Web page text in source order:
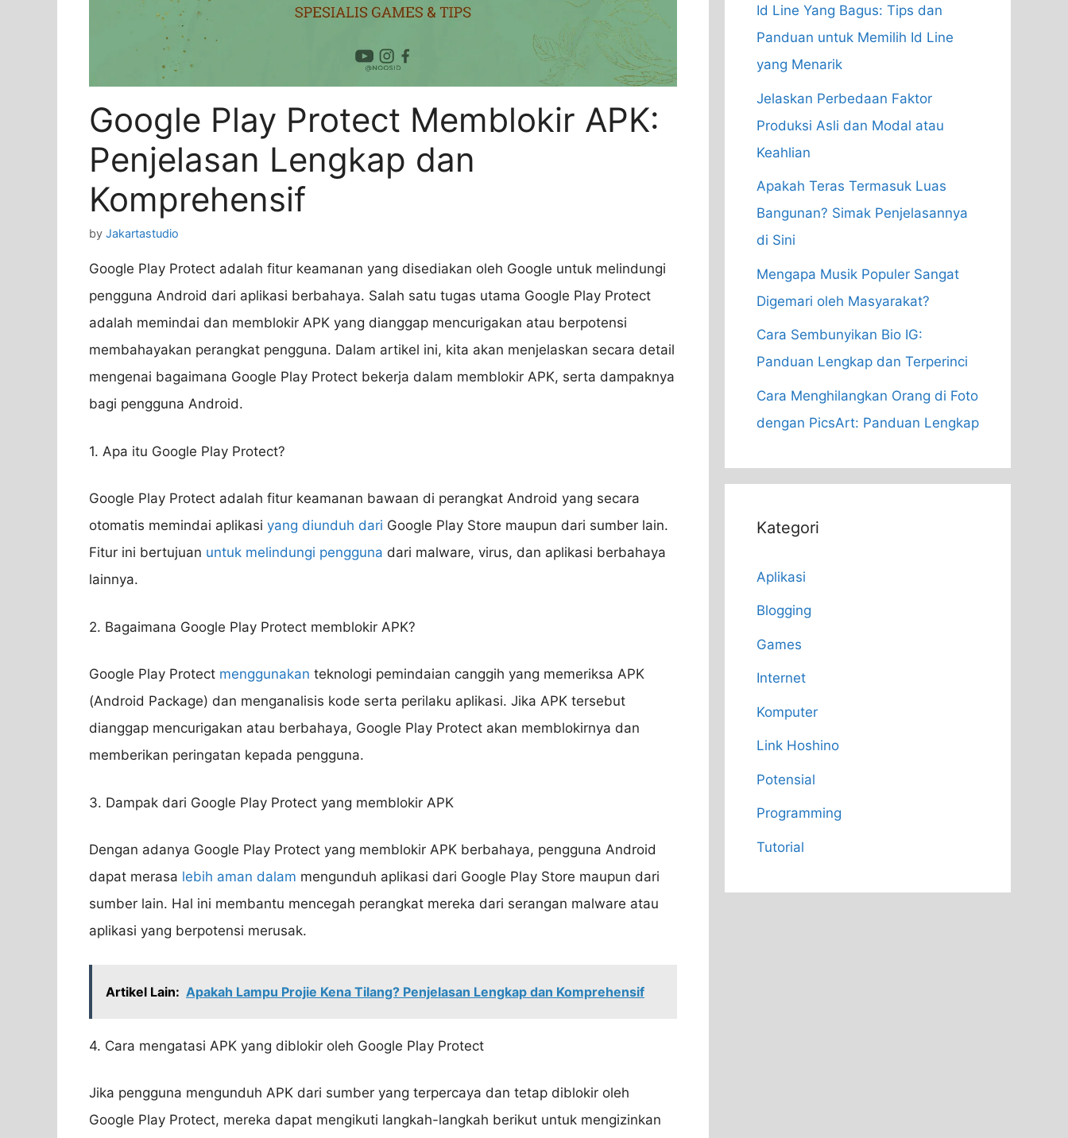
Google Play Protect Memblokir APK:
Penjelasan Lengkap dan
Komprehensif
by Jakartastudio
Google Play Protect adalah fitur keamanan yang disediakan oleh Google untuk melindungi
pengguna Android dari aplikasi berbahaya. Salah satu tugas utama Google Play Protect
adalah memindai dan memblokir APK yang dianggap mencurigakan atau berpotensi
membahayakan perangkat pengguna. Dalam artikel ini, kita akan menjelaskan secara detail
mengenai bagaimana Google Play Protect bekerja dalam memblokir APK, serta dampaknya
bagi pengguna Android.
1. Apa itu Google Play Protect?
Google Play Protect adalah fitur keamanan bawaan di perangkat Android yang secara
otomatis memindai aplikasi yang diunduh dari Google Play Store maupun dari sumber lain.
Fitur ini bertujuan untuk melindungi pengguna dari malware, virus, dan aplikasi berbahaya
lainnya.
2. Bagaimana Google Play Protect memblokir APK?
Google Play Protect menggunakan teknologi pemindaian canggih yang memeriksa APK
(Android Package) dan menganalisis kode serta perilaku aplikasi. Jika APK tersebut
dianggap mencurigakan atau berbahaya, Google Play Protect akan memblokirnya dan
memberikan peringatan kepada pengguna.
3. Dampak dari Google Play Protect yang memblokir APK
Dengan adanya Google Play Protect yang memblokir APK berbahaya, pengguna Android
dapat merasa lebih aman dalam mengunduh aplikasi dari Google Play Store maupun dari
sumber lain. Hal ini membantu mencegah perangkat mereka dari serangan malware atau
aplikasi yang berpotensi merusak.
Artikel Lain: Apakah Lampu Projie Kena Tilang? Penjelasan Lengkap dan Komprehensif
4. Cara mengatasi APK yang diblokir oleh Google Play Protect
Jika pengguna mengunduh APK dari sumber yang terpercaya dan tetap diblokir oleh
Google Play Protect, mereka dapat mengikuti langkah-langkah berikut untuk mengizinkan
Id Line Yang Bagus: Tips dan
Panduan untuk Memilih Id Line
yang Menarik
Jelaskan Perbedaan Faktor
Produksi Asli dan Modal atau
Keahlian
Apakah Teras Termasuk Luas
Bangunan? Simak Penjelasannya
di Sini
Mengapa Musik Populer Sangat
Digemari oleh Masyarakat?
Cara Sembunyikan Bio IG:
Panduan Lengkap dan Terperinci
Cara Menghilangkan Orang di Foto
dengan PicsArt: Panduan Lengkap
Kategori
Aplikasi
Blogging
Games
Internet
Komputer
Link Hoshino
Potensial
Programming
Tutorial